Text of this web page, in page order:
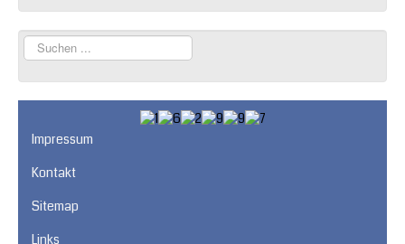
Suchen
...
Impressum
Kontakt
Sitemap
Links